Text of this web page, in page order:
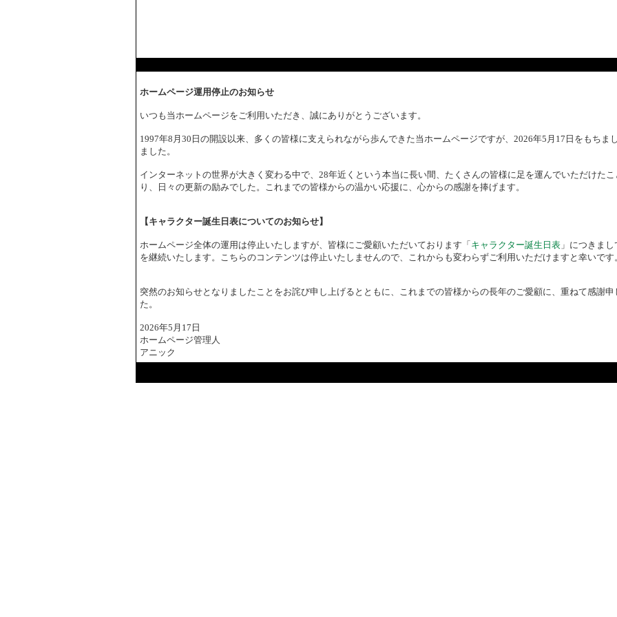
ホームページ運用停止のお知らせ
いつも当ホームページをご利用いただき、誠にありがとうございます。
1997年8月30日の開設以来、多くの皆様に支えられながら歩んできた当ホームページですが、2026年5月17日をもちま
ました。
インターネットの世界が大きく変わる中で、28年近くという本当に長い間、たくさんの皆様に足を運んでいただけた
り、日々の更新の励みでした。これまでの皆様からの温かい応援に、心からの感謝を捧げます。
【キャラクター誕生日表についてのお知らせ】
ホームページ全体の運用は停止いたしますが、皆様にご愛顧いただいております「 キャラクター誕生日表 」につきま
を継続いたします。こちらのコンテンツは停止いたしませんので、これからも変わらずご利用いただけますと幸いです
突然のお知らせとなりましたことをお詫び申し上げるとともに、これまでの皆様からの長年のご愛顧に、重ねて感謝
た。
2026年5月17日
ホームページ管理人
アニック